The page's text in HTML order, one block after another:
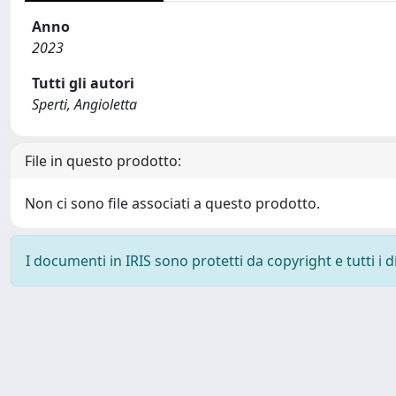
Anno
2023
Tutti gli autori
Sperti, Angioletta
File in questo prodotto:
Non ci sono file associati a questo prodotto.
I documenti in IRIS sono protetti da copyright e tutti i